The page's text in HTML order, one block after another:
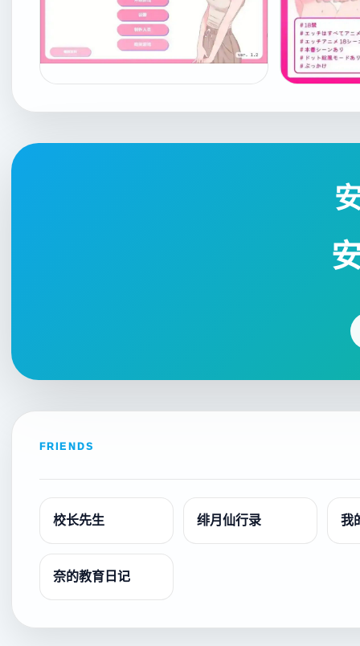
FRIENDS
校长先生 绯月仙行录 我
奈的教育日记